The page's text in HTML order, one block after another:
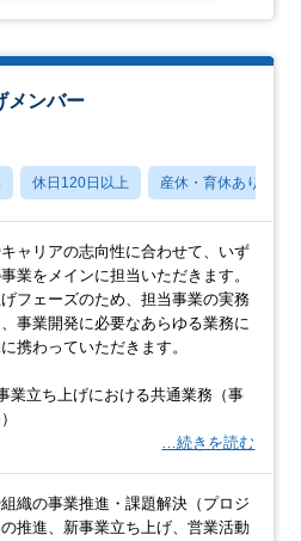
メンバー
休日120日以上 産休・育休あり
ャリアの志向性に合わせて、いず
業をメインに担当いただきます。
フェーズのため、担当事業の実務
事業開発に必要なあらゆる業務に
携わっていただきます。
業立ち上げにおける共通業務（事
…続きを読む
織の事業推進・課題解決（プロジ
推進、新事業立ち上げ、営業活動